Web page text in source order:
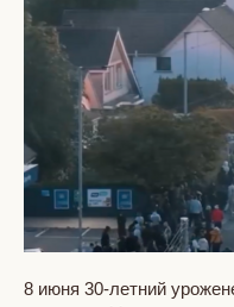
8 июня 30-летний